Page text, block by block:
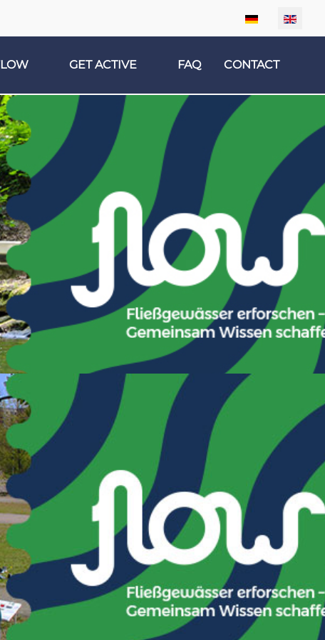
Select your
GET ACTIVE FAQ CONTACT
der Mitgliedsstaaten sowie sonstiger